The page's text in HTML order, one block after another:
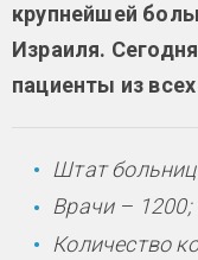
крупнейшей
Израиля.
пациенты из
Штат
Врачи – 1200;
Количество